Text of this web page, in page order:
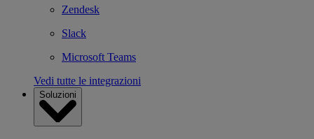
Zendesk
Slack
Microsoft Teams
Vedi tutte le integrazioni
Soluzioni